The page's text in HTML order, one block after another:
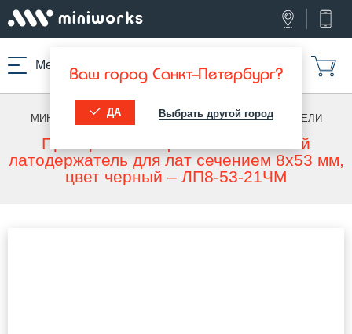
Меню Ваш город Санкт-Петербург?
ДА Выбрать другой город
МИНИВОРКС ПРО ЛАТОДЕРЖАТЕЛИ /ЛАТОДЕРЖАТЕЛИ
Пристреливающийся пластиковый
латодержатель для лат сечением 8х53 мм,
цвет черный – ЛП8-53-21ЧМ